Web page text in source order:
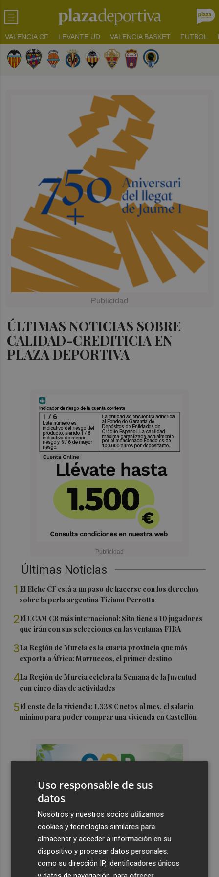
VALENCIA CF LEVANTE UD VALENCIA BASKET FUTBOL
ÚLTIMAS NOTICIAS SOBRE
CALIDAD-CREDITICIA EN
PLAZA DEPORTIVA
Últimas Noticias
1 El Elche CF está a un paso de hacerse con los derechos
sobre la perla argentina Tiziano Perrotta
2El UCAM CB más internacional: Sito tiene a 10 jugadores
que irán con sus selecciones en las ventanas FIBA
3La Región de Murcia es la cuarta provincia que más
exporta a África: Marruecos, el primer destino
4La Región de Murcia celebra la Semana de la Juventud
con cinco días de actividades
5El coste de la vivienda: 1.338 € netos al mes, el salario
mínimo para poder comprar una vivienda en Castellón
Uso responsable de sus
datos
Nosotros y nuestros socios utilizamos
cookies y tecnologías similares para
almacenar y acceder a información en su
dispositivo y procesar datos personales,
como su dirección IP, identificadores únicos